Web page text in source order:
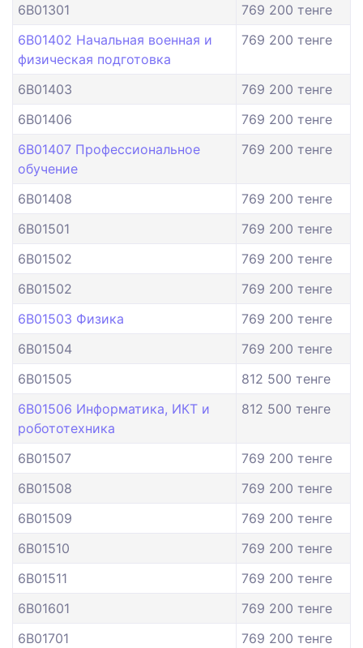
6B01301
769 200 тенге
6B01402 Начальная военная и
физическая подготовка
769 200 тенге
6B01403
769 200 тенге
6B01406
769 200 тенге
6B01407 Профессиональное
обучение
769 200 тенге
6B01408
769 200 тенге
6B01501
769 200 тенге
6B01502
769 200 тенге
6B01502
769 200 тенге
6B01503 Физика
769 200 тенге
6B01504
769 200 тенге
6B01505
812 500 тенге
6B01506 Информатика, ИКТ и
робототехника
812 500 тенге
6B01507
769 200 тенге
6B01508
769 200 тенге
6B01509
769 200 тенге
6B01510
769 200 тенге
6B01511
769 200 тенге
6B01601
769 200 тенге
6B01701
769 200 тенге